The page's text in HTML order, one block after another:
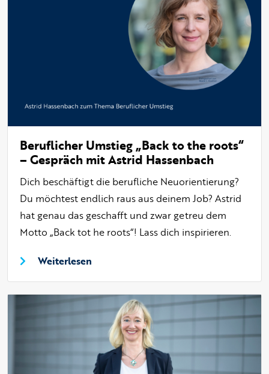
Beruflicher Umstieg „Back to the roots“
– Gespräch mit Astrid Hassenbach
Dich beschäftigt die berufliche Neuorientierung?
Du möchtest endlich raus aus deinem Job? Astrid
hat genau das geschafft und zwar getreu dem
Motto „Back tot he roots“! Lass dich inspirieren.
Weiterlesen